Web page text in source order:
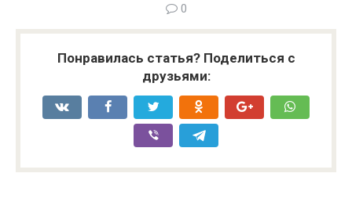
0
Понравилась статья? Поделиться с
друзьями: